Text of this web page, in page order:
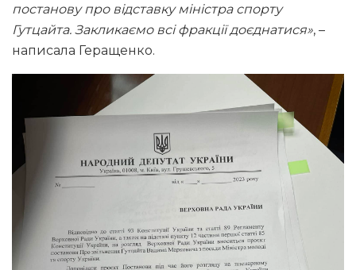
постанову про відставку міністра спорту
Гутцайта. Закликаємо всі фракції доєднатися», –
написала Геращенко.